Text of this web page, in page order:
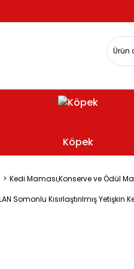
Köpek
Kedi Maması,Konserve ve Ödül